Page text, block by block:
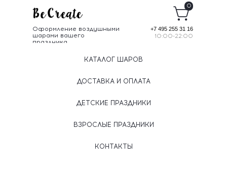
Оформление воздушными
шарами вашего
праздника
+7 495 255 31 16
10:00-22:00
0
КАТАЛОГ ШАРОВ
ДОСТАВКА И ОПЛАТА
ДЕТСКИЕ ПРАЗДНИКИ
ВЗРОСЛЫЕ ПРАЗДНИКИ
КОНТАКТЫ